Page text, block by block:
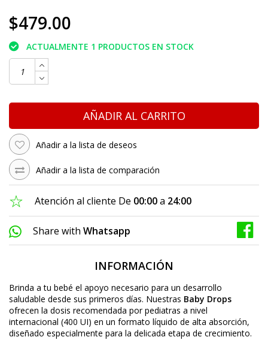
$479.00
ACTUALMENTE 1 PRODUCTOS EN STOCK
AÑADIR AL CARRITO
Añadir a la lista de deseos
Añadir a la lista de comparación
Atención al cliente De 00:00a 24:00
Share with Whatsapp
INFORMACIÓN
Brinda a tu bebé el apoyo necesario para un desarrollo
saludable desde sus primeros días. Nuestras Baby Drops
ofrecen la dosis recomendada por pediatras a nivel
internacional (400 UI) en un formato líquido de alta absorción,
diseñado especialmente para la delicada etapa de crecimiento.